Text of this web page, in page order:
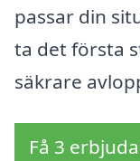
passar din
ta det första
säkrare
Få 3